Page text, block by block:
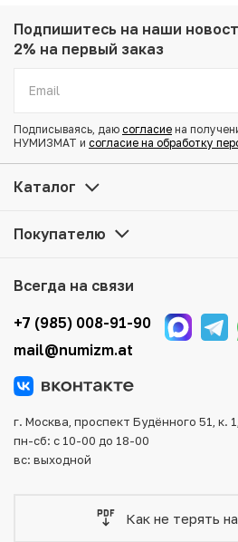
Подпишитесь на наши
2% на первый заказ
Подписываясь, даю согласие на
НУМИЗМАТ и согласие на обработку
Каталог
Покупателю
Всегда на связи
+7 (985) 008-91-90
mail@numizm.at
г. Москва, проспект Будённого 51, к.
пн-сб: с 10-00 до 18-00
вс: выходной
Как не терять